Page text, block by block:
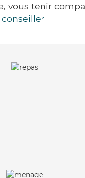
vous tenir